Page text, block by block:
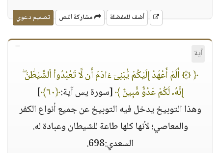
أضف للمفضلة مشاركة النص تصميم دعوي
آية
﴿ ۞ أَلَمْ أَعْهَدْ إِلَيْكُمْ يَٰبَنِىٓ ءَادَمَ أَن لَّا تَعْبُدُوا۟ ٱلشَّيْطَٰنَ ۖ
إِنَّهُۥ لَكُمْ عَدُوٌّ مُّبِينٌ ﴾[سورة يس آية:﴿٦٠﴾
]
وهذا التوبيخ يدخل فيه التوبيخ عن جميع أنواع الكفر
والمعاصي؛ لأنها كلها طاعة للشيطان وعبادة له.
السعدي:698.